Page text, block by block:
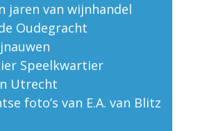
jaren van wijnhandel
Oudegracht
Speelkwartier
Utrecht
foto’s van E.A. van Blitz